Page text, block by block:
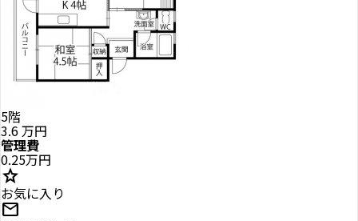
5階
3.6万円
管理費
0.25万円
star
お気に入り
mail